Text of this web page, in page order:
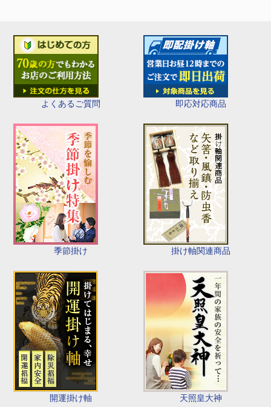
よくあるご質問 即応対応商品
季節掛け 掛け軸関連商品
開運掛け軸 天照皇大神